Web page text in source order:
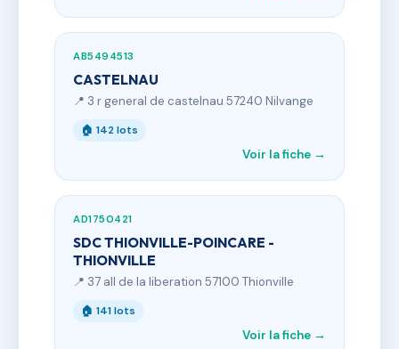
AB5494513
CASTELNAU
📍 3 r general de castelnau 57240 Nilvange
🏠 142 lots
Voir la fiche →
AD1750421
SDC THIONVILLE-POINCARE -
THIONVILLE
📍 37 all de la liberation 57100 Thionville
🏠 141 lots
Voir la fiche →